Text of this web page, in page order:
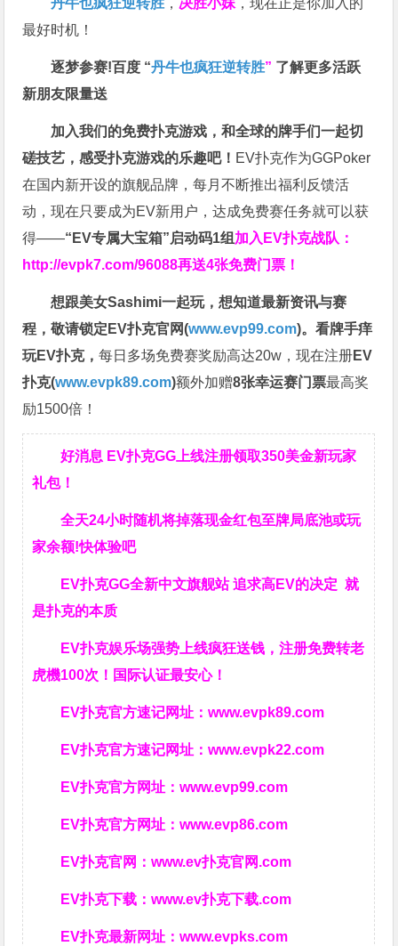
丹牛也疯狂逆转胜 ， 决胜小妹 ，现在正是你加入的
最好时机！
逐梦参赛!百度 “丹牛也疯狂逆转胜” 了解更多活跃
新朋友限量送
加入我们的免费扑克游戏，和全球的牌手们一起切
磋技艺，感受扑克游戏的乐趣吧！ EV扑克作为GGPoker
在国内新开设的旗舰品牌，每月不断推出福利反馈活
动，现在只要成为EV新用户，达成免费赛任务就可以获
得——“EV专属大宝箱”启动码1组 加入EV扑克战队：
http://evpk7.com/96088再送4张免费门票！
想跟美女Sashimi一起玩，想知道最新资讯与赛
程，敬请锁定EV扑克官网(www.evp99.com)。看牌手痒
玩EV扑克，每日多场免费赛奖励高达20w，现在注册EV
扑克(www.evpk89.com)额外加赠8张幸运赛门票最高奖
励1500倍！
好消息 EV扑克GG上线注册领取350美金新玩家
礼包！
全天24小时随机将掉落现金红包至牌局底池或玩
家余额!快体验吧
EV扑克GG全新中文旗舰站追求高EV的决定就
是扑克的本质
EV扑克娱乐场强势上线疯狂送钱，注册免费转老
虎機100次！国际认证最安心！
EV扑克官方速记网址：www.evpk89.com
EV扑克官方速记网址：www.evpk22.com
EV扑克官方网址：www.evp99.com
EV扑克官方网址：www.evp86.com
EV扑克官网：www.ev扑克官网.com
EV扑克下载：www.ev扑克下载.com
EV扑克最新网址：www.evpks.com